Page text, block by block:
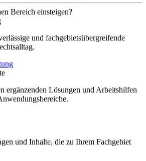
Bereich einsteigen?
und fachgebietsübergreifende
ergänzenden Lösungen und Arbeitshilfen
und Inhalte, die zu Ihrem Fachgebiet